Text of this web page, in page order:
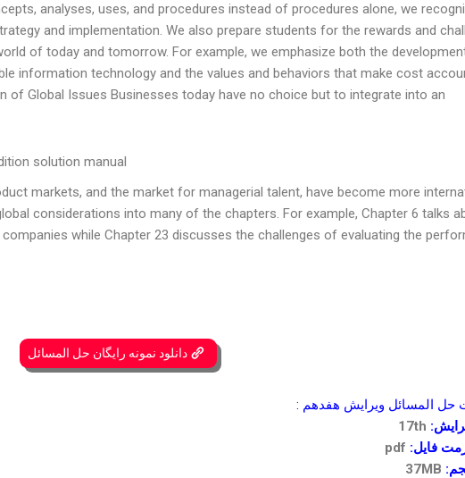
analyses, uses, and procedures instead of procedures alone, we
and implementation. We also prepare students for the rewards and
of today and tomorrow. For example, we emphasize both the
information technology and the values and behaviors that make cost
of Global Issues Businesses today have no choice but to integrate into an
solution manual
markets, and the market for managerial talent, have become more
considerations into many of the chapters. For example, Chapter 6 talks
while Chapter 23 discusses the challenges of evaluating the
دانلود نمونه رایگان حل المسائل
المسائل ویرایش هفدهم :
17th
فایل: